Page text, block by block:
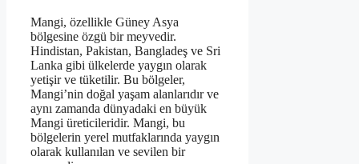
Mangi, özellikle Güney Asya
bölgesine özgü bir meyvedir.
Hindistan, Pakistan, Bangladeş ve Sri
Lanka gibi ülkelerde yaygın olarak
yetişir ve tüketilir. Bu bölgeler,
Mangi’nin doğal yaşam alanlarıdır ve
aynı zamanda dünyadaki en büyük
Mangi üreticileridir. Mangi, bu
bölgelerin yerel mutfaklarında yaygın
olarak kullanılan ve sevilen bir